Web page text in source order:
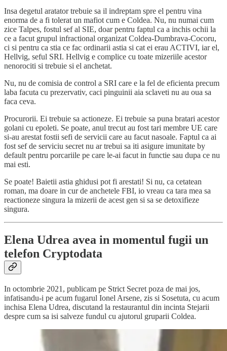
Insa degetul aratator trebuie sa il indreptam spre el pentru vina
enorma de a fi tolerat un mafiot cum e Coldea. Nu, nu numai cum
zice Talpes, fostul sef al SIE, doar pentru faptul ca a inchis ochii la
ce a facut grupul infractional organizat Coldea-Dumbrava-Cocoru,
ci si pentru ca stia ce fac ordinarii astia si cat ei erau ACTIVI, iar el,
Hellvig, seful SRI. Hellvig e complice cu toate mizeriile acestor
nenorociti si trebuie si el anchetat.
Nu, nu de comisia de control a SRI care e la fel de eficienta precum
laba facuta cu prezervativ, caci pinguinii aia sclaveti nu au oua sa
faca ceva.
Procurorii. Ei trebuie sa actioneze. Ei trebuie sa puna bratari acestor
golani cu epoleti. Se poate, anul trecut au fost tari membre UE care
si-au arestat fostii sefi de servicii care au facut nasoale. Faptul ca ai
fost sef de serviciu secret nu ar trebui sa iti asigure imunitate by
default pentru porcariile pe care le-ai facut in functie sau dupa ce nu
mai esti.
Se poate! Baietii astia ghidusi pot fi arestati! Si nu, ca cetatean
roman, ma doare in cur de anchetele FBI, io vreau ca tara mea sa
reactioneze singura la mizerii de acest gen si sa se detoxifieze
singura.
Elena Udrea avea in momentul fugii un
telefon Cryptodata
In octombrie 2021, publicam pe Strict Secret poza de mai jos,
infatisandu-i pe acum fugarul Ionel Arsene, zis si Sosetuta, cu acum
inchisa Elena Udrea, discutand la restaurantul din incinta Stejarii
despre cum sa isi salveze fundul cu ajutorul gruparii Coldea.